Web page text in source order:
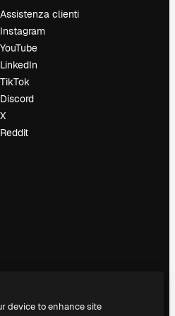
Assistenza clienti
Instagram
YouTube
LinkedIn
TikTok
Discord
X
Reddit
device to enhance site